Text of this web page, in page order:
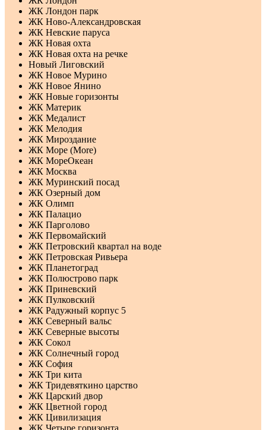
ЖК Лондон парк
ЖК Ново-Александровская
ЖК Невские паруса
ЖК Новая охта
ЖК Новая охта на речке
Новый Лиговский
ЖК Новое Мурино
ЖК Новое Янино
ЖК Новые горизонты
ЖК Материк
ЖК Медалист
ЖК Мелодия
ЖК Мироздание
ЖК Море (More)
ЖК МореОкеан
ЖК Москва
ЖК Муринский посад
ЖК Озерный дом
ЖК Олимп
ЖК Палацио
ЖК Парголово
ЖК Первомайский
ЖК Петровский квартал на воде
ЖК Петровская Ривьера
ЖК Планетоград
ЖК Полюстрово парк
ЖК Приневский
ЖК Пулковский
ЖК Радужный корпус 5
ЖК Северный вальс
ЖК Северные высоты
ЖК Сокол
ЖК Солнечный город
ЖК София
ЖК Три кита
ЖК Тридевяткино царство
ЖК Царский двор
ЖК Цветной город
ЖК Цивилизация